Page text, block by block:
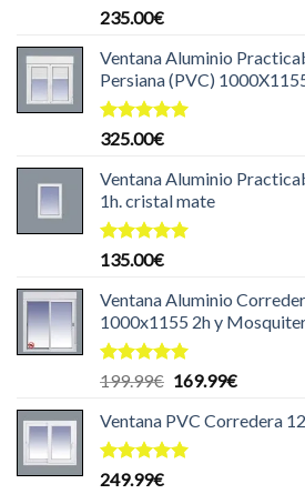
Valorado
de 5
235.00€
Ventana Aluminio
Persiana (PVC)
Valorado
de 5
325.00€
Ventana Aluminio
1h. cristal mate
Valorado
de 5
135.00€
Ventana Aluminio
1000x1155 2h y
Valorado
de 5
199.99€ El
original
era:
169.99€El
actual
Ventana PVC Corredera
Valorado
249.99€